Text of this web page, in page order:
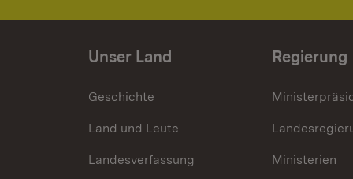
Unser Land
Geschichte
Land und Leute
Landesverfassung
Regierung
Ministerien